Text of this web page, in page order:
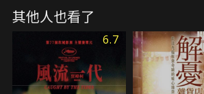
其他人也看了
6.7